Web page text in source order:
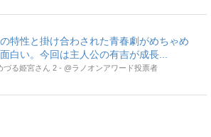
特性と掛け合わされた青春劇がめちゃめ
白い。今回は主人公の有吉が成長...
づる姫宮さん 2 - @ラノオンアワード投票者